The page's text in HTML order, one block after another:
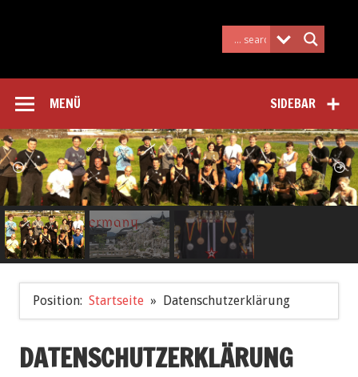
SIDEBAR
MENÜ
Position: Startseite Datenschutzerklärung
DATENSCHUTZERKLÄRUNG